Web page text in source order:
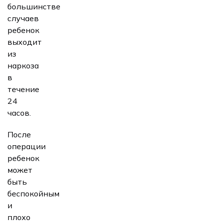
большинстве
случаев
ребенок
выходит
из
наркоза
в
течение
24
часов.
После
операции
ребенок
может
быть
беспокойным
и
плохо